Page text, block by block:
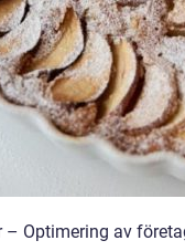
– Optimering av